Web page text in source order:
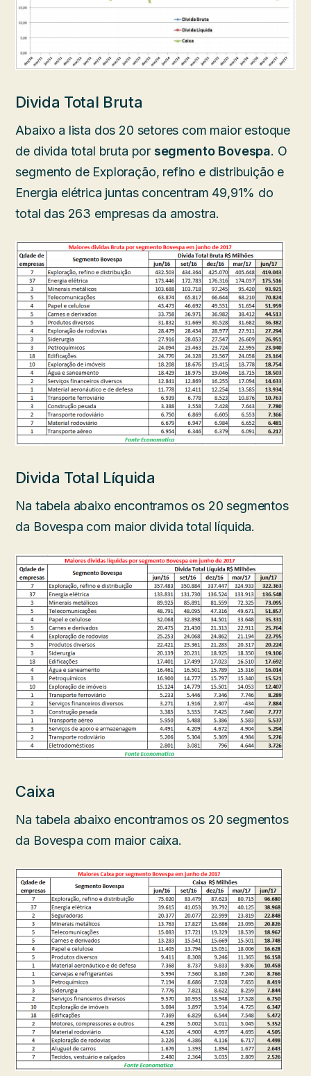
Divida Total Bruta
Abaixo a lista dos 20 setores com maior estoque
de divida total bruta por segmento Bovespa. O
segmento de Exploração, refino e distribuição e
Energia elétrica juntas concentram 49,91% do
total das 263 empresas da amostra.
Divida Total Líquida
Na tabela abaixo encontramos os 20 segmentos
da Bovespa com maior divida total líquida.
Caixa
Na tabela abaixo encontramos os 20 segmentos
da Bovespa com maior caixa.